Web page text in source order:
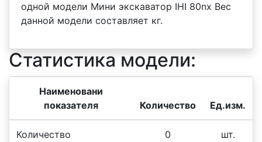
одной модели Мини экскаватор IHI 80nx Вес
данной модели составляет кг.
Статистика модели:
Наименовани
показателя
Количество Ед.изм.
Количество
0 шт.